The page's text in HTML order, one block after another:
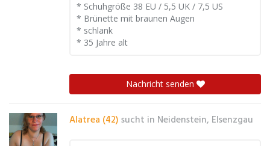
* Schuhgröße 38 EU / 5,5 UK / 7,5 US
* Brünette mit braunen Augen
* schlank
* 35 Jahre alt
Nachricht senden
Alatrea (42) sucht in Neidenstein, Elsenzgau